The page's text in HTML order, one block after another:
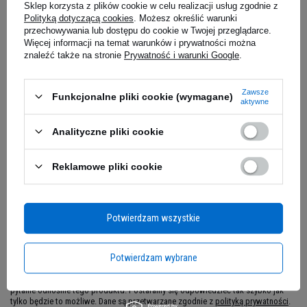
Wieloskładnikowe Białko Dla
Osób, Które Oczekują Więcej
Nie każda odżywka białkowa daje możliwość
elastycznego dopasowania do zmieniającego się
RULE 1 Source7 Protein
korzystać z jednego produktu w wielu sytuacjach
47,59 zł
Kup do 20:00 -wysyłka dzisiaj
18,14
Zapytaj o produkt
pytanie odnośnie tego produktu. Postaramy się odpowiedzieć tak szybko jak
tylko będzie to możliwe. Dane są przetwarzane zgodnie z polityką prywatności
Sklep korzysta z plików cookie w celu realizacji usług zgodnie z
Polityką dotyczącą cookies . Możesz określić warunki
przechowywania lub dostępu do cookie w Twojej przeglądarce.
Więcej informacji na temat warunków i prywatności można
znaleźć także na stronie Prywatność i warunki Google
Funkcjonalne pliki cookie (wymagane)
Zawsze
aktywne
Analityczne pliki cookie
Reklamowe pliki cookie
Potwierdzam wybrane
Potwierdzam wszystkie